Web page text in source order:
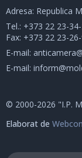
Adresa: Republica
Tel.: +373 22 23-
Fax: +373 22 23-
E-mail:
E-mail:
© 2000-2026 "I.P.
Elaborat de